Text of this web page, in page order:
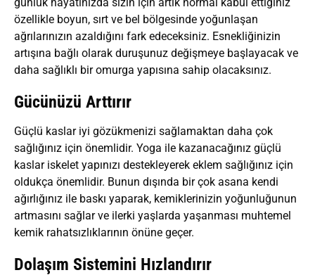
özellikle boyun, sırt ve bel bölgesinde yoğunlaşan
ağrılarınızın azaldığını fark edeceksiniz. Esnekliğinizin
artışına bağlı olarak duruşunuz değişmeye başlayacak ve
daha sağlıklı bir omurga yapısına sahip olacaksınız.
Gücünüzü Arttırır
Güçlü kaslar iyi gözükmenizi sağlamaktan daha çok
sağlığınız için önemlidir. Yoga ile kazanacağınız güçlü
kaslar iskelet yapınızı destekleyerek eklem sağlığınız için
oldukça önemlidir. Bunun dışında bir çok asana kendi
ağırlığınız ile baskı yaparak, kemiklerinizin yoğunluğunun
artmasını sağlar ve ilerki yaşlarda yaşanması muhtemel
kemik rahatsızlıklarının önüne geçer.
Dolaşım Sistemini Hızlandırır